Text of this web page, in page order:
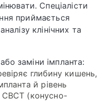
Спеціалісти
приймається
клінічних та
заміни імпланта:
глибину кишень,
й рівень
CBCT (конусно-